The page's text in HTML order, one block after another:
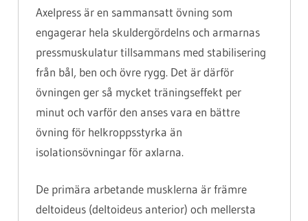
Axelpress är en sammansatt övning som
engagerar hela skuldergördelns och armarnas
pressmuskulatur tillsammans med stabilisering
från bål, ben och övre rygg. Det är därför
övningen ger så mycket träningseffekt per
minut och varför den anses vara en bättre
övning för helkroppsstyrka än
isolationsövningar för axlarna.
De primära arbetande musklerna är främre
deltoideus (deltoideus anterior) och mellersta